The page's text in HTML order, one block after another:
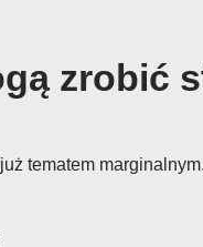
zrobić
tematem